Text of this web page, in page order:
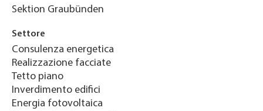
Sektion Graubünden
Settore
Consulenza energetica
Realizzazione facciate
Tetto piano
Inverdimento edifici
Energia fotovoltaica